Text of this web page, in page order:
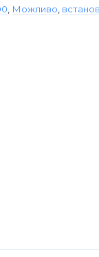
, Можливо,